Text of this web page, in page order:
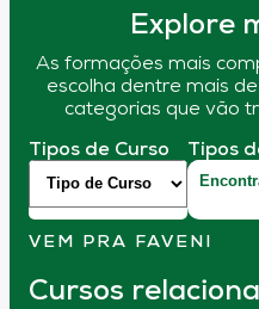
Explore
As formações mais
escolha dentre mais
categorias que vão
Tipos de Curso Tipos
VEM PRA FAVENI
Cursos